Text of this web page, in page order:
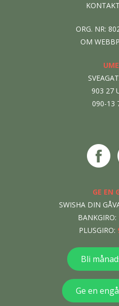
ORG. NR:
OM
903 27
090-13
GE EN
SWISHA DIN
BANKGIRO:
PLUSGIRO:
Bli
Ge en